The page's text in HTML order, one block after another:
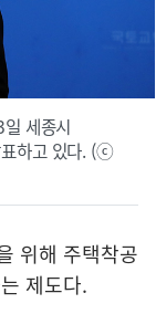
세종시
표하고 있다. (ⓒ
위해 주택착공
제도다.